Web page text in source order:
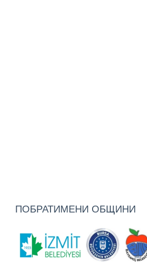
ПОБРАТИМЕНИ ОБЩИНИ